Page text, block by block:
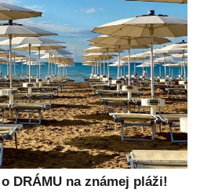
DRÁMU na známej pláži!